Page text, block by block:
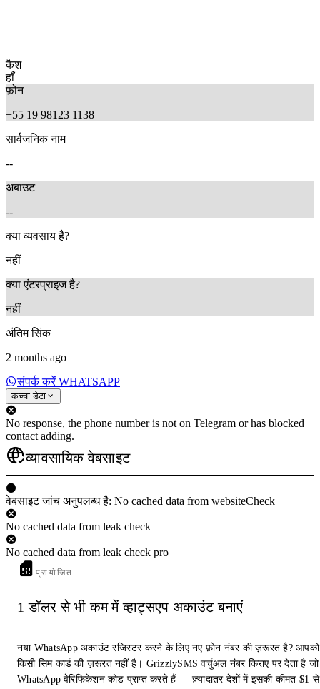
कैश
हाँ
फ़ोन
+55 19 98123 1138
सार्वजनिक नाम
--
अबाउट
--
क्या व्यवसाय है?
नहीं
क्या एंटरप्राइज है?
नहीं
अंतिम सिंक
2 months ago
संपर्क करें WHATSAPP
कच्चा डेटा
No response, the phone number is not on Telegram or has blocked
contact adding.
व्यावसायिक वेबसाइट
वेबसाइट जांच अनुपलब्ध है: No cached data from websiteCheck
No cached data from leak check
No cached data from leak check pro
प्रायोजित
1 डॉलर से भी कम में व्हाट्सएप अकाउंट बनाएं
नया WhatsApp अकाउंट रजिस्टर करने के लिए नए फ़ोन नंबर की ज़रूरत है? आपको
किसी सिम कार्ड की ज़रूरत नहीं है। GrizzlySMS वर्चुअल नंबर किराए पर देता है जो
WhatsApp वेरिफिकेशन कोड प्राप्त करते हैं — ज़्यादातर देशों में इसकी कीमत $1 से